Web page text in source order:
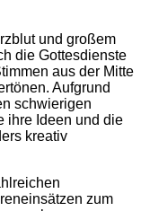
und großem
die Gottesdienste
aus der Mitte
Aufgrund
schwierigen
ihre Ideen und die
kreativ
zum